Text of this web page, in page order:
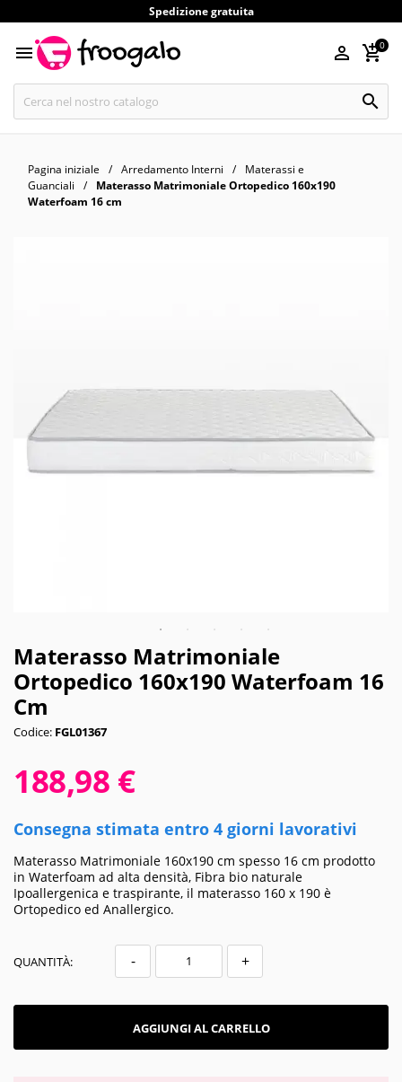
Spedizione gratuita
  0

Pagina iniziale Arredamento Interni
Materassi e
Guanciali
Materasso Matrimoniale Ortopedico 160x190
Waterfoam 16 cm
Materasso Matrimoniale
Ortopedico 160x190 Waterfoam 16
Cm
Codice: FGL01367
188,98 €
Consegna stimata entro 4 giorni lavorativi
Materasso Matrimoniale 160x190 cm spesso 16 cm prodotto
in Waterfoam ad alta densità, Fibra bio naturale
Ipoallergenica e traspirante, il materasso 160 x 190 è
Ortopedico ed Anallergico.
QUANTITÀ: - +
AGGIUNGI AL CARRELLO